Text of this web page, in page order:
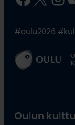
#oulu2026
Oulun